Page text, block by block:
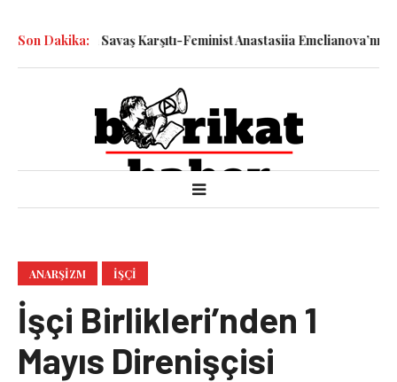
Son Dakika:
Katledilen Savaş Karşıtı-Feminist Anastasiia Emelianova’nın
ANARŞIZM İŞÇI
İşçi Birlikleri’nden 1
Mayıs Direnişçisi